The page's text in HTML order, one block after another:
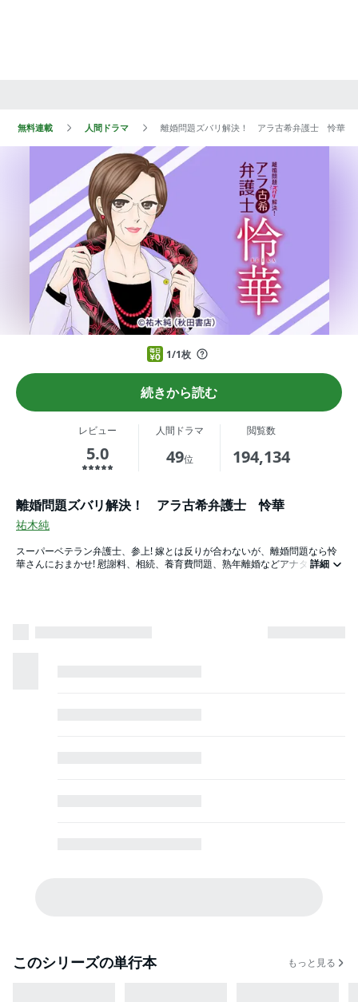
無料連載 人間ドラマ 離婚問題ズバリ解決！ アラ古希弁護士 怜華
1/1枚
続きから読む
レビュー 人間ドラマ 閲覧数
5.0 49位 194,134
離婚問題ズバリ解決！ アラ古希弁護士 怜華
祐木純
スーパーベテラン弁護士、参上! 嫁とは反りが合わないが、離婚問題なら怜
華さんにおまかせ! 慰謝料、相続、養育費問題、熟年離婚などアナタのお悩
詳細
このシリーズの単行本 もっと見る